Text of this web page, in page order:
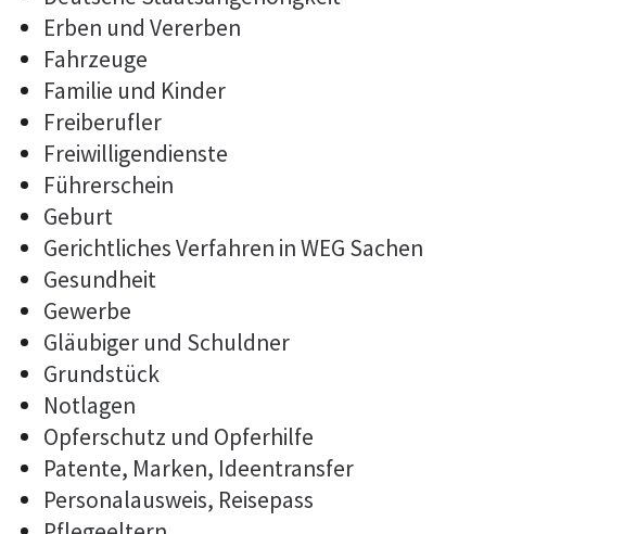
Erben und Vererben
Fahrzeuge
Familie und Kinder
Freiberufler
Freiwilligendienste
Führerschein
Geburt
Gerichtliches Verfahren in WEG Sachen
Gesundheit
Gewerbe
Gläubiger und Schuldner
Grundstück
Notlagen
Opferschutz und Opferhilfe
Patente, Marken, Ideentransfer
Personalausweis, Reisepass